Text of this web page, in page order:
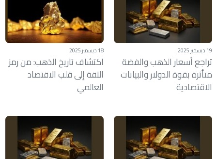
19 ديسمبر 2025
تراجع أسعار الذهب والفضة
متأثرة بقوة الدولار والبيانات
الاقتصادية
18 ديسمبر 2025
اكتشاف تاريخ الذهب: من رمز
الثقة إلى قلب الاقتصاد
العالمي